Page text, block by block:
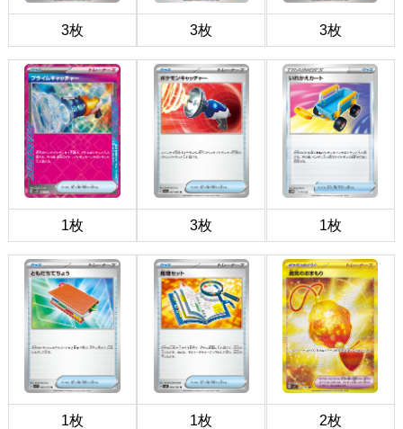
3枚 3枚 3枚
1枚 3枚 1枚
1枚 1枚 2枚